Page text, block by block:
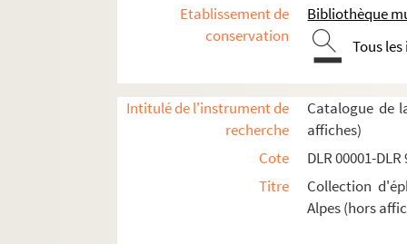
Etablissement de
conservation
Bibliothèque
Tous
Intitulé de l'instrument de
recherche
Catalogue de
affiches)
Cote
DLR 00001-DLR
Titre
Collection
Alpes (hors